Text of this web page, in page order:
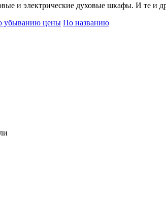
и электрические духовые шкафы. И те и
убыванию цены По названию